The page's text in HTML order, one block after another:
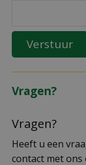
Vragen?
Vragen?
Heeft u een
contact met